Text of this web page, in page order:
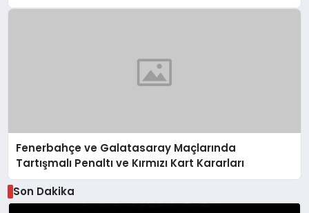
Fenerbahçe ve Galatasaray Maçlarında
Tartışmalı Penaltı ve Kırmızı Kart Kararları
Son Dakika